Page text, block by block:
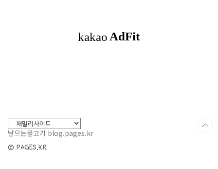
날으는물고기 blog.pages.kr
© PAGES.KR